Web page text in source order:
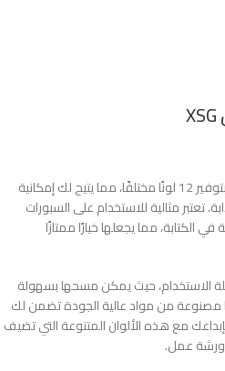
تتميز هذه المجموعة من الماركرات بتوفير 12 لونًا مختلفًا، مما يتيح لك إمكانية
تعتبر مثالية للاستخدام على السبورات
الكتابة، مما يجعلها خيارًا ممتازًا
الاستخدام، حيث يمكن مسحها بسهولة
مصنوعة من مواد عالية الجودة تضمن لك
مع هذه الألوان المتنوعة التي تضيف
عمل.